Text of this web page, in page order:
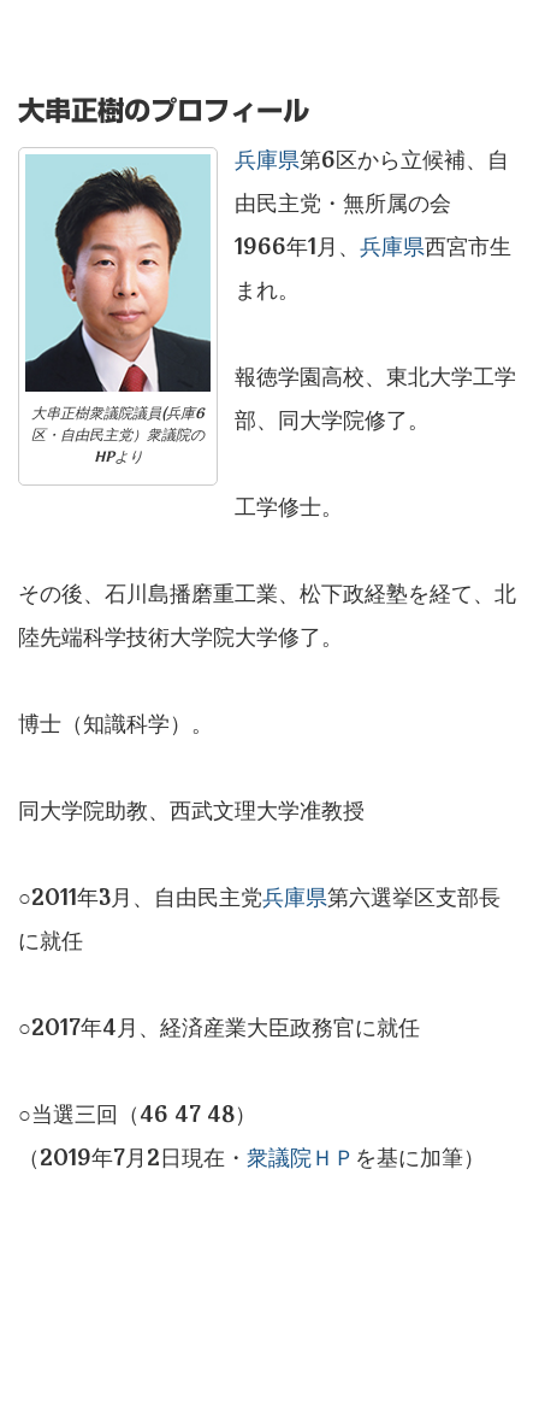
大串正樹のプロフィール
大串正樹衆議院議員(兵庫6
区・自由民主党）衆議院の
HPより
兵庫県第6区から立候補、自
由民主党・無所属の会
1966年1月、 兵庫県西宮市生
まれ。
報徳学園高校、東北大学工学
部、同大学院修了。
工学修士。
その後、石川島播磨重工業、松下政経塾を経て、北
陸先端科学技術大学院大学修了。
博士（知識科学）。
同大学院助教、西武文理大学准教授
○2011年3月、自由民主党兵庫県第六選挙区支部長
に就任
○2017年4月、経済産業大臣政務官に就任
○当選三回（46 47 48）
（2019年7月2日現在・ 衆議院ＨＰ を基に加筆）